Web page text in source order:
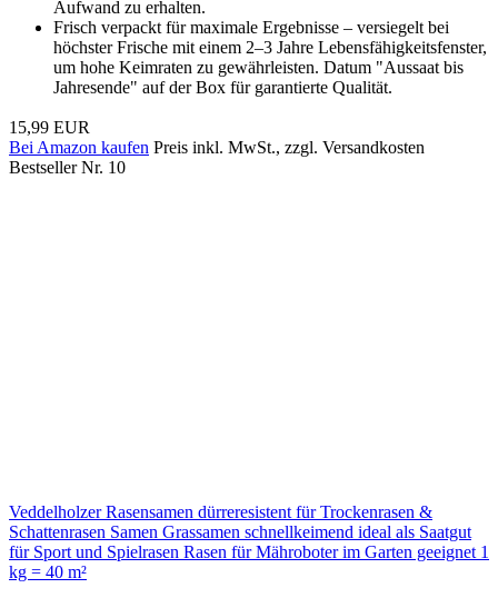
Aufwand zu erhalten.
Frisch verpackt für maximale Ergebnisse – versiegelt bei
höchster Frische mit einem 2–3 Jahre Lebensfähigkeitsfenster,
um hohe Keimraten zu gewährleisten. Datum "Aussaat bis
Jahresende" auf der Box für garantierte Qualität.
15,99 EUR
Bei Amazon kaufen Preis inkl. MwSt., zzgl. Versandkosten
Bestseller Nr. 10
Veddelholzer Rasensamen dürreresistent für Trockenrasen &
Schattenrasen Samen Grassamen schnellkeimend ideal als Saatgut
für Sport und Spielrasen Rasen für Mähroboter im Garten geeignet 1
kg = 40 m²